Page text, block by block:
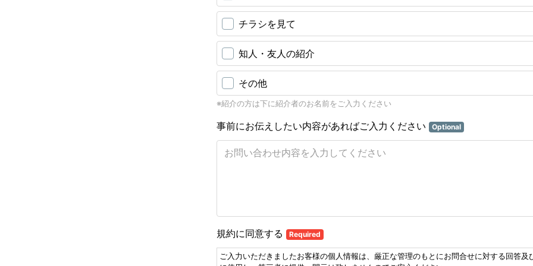
チラシを見て
知人・友人の紹介
その他
※紹介の方は下に紹介者のお名前をご入力ください
事前にお伝えしたい内容があればご入力ください Optional
規約に同意する Required
ご入力いただきましたお客様の個人情報は、厳正な管理のもとにお問合せに対する回答及